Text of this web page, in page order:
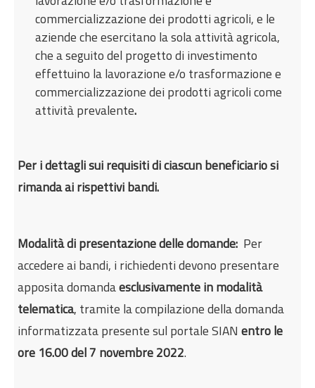
commercializzazione dei prodotti agricoli, e le
aziende che esercitano la sola attività agricola,
che a seguito del progetto di investimento
effettuino la lavorazione e/o trasformazione e
commercializzazione dei prodotti agricoli come
attività prevalente.
Per i dettagli sui requisiti di ciascun beneficiario si
rimanda ai rispettivi bandi.
Modalità di presentazione delle domande: Per
accedere ai bandi, i richiedenti devono presentare
apposita domandaesclusivamente in modalità
telematica, tramite la compilazione della domanda
informatizzata presente sul portale SIANentro le
ore 16.00 del 7 novembre 2022.